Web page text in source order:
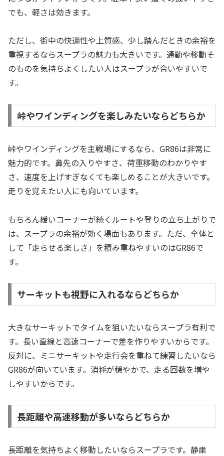
でも、軽さは効きます。
ただし、街中の快適性や上質感、少し踏んだときの余裕を
重視するならスープラの魅力も大きいです。通勤や移動そ
のものを気持ちよくしたい人はスープラが合いやすいで
す。
峠やワインディングを楽しみたいならどちらか
峠やワインディングを主戦場にするなら、GR86は非常に
魅力的です。鼻先の入りやすさ、荷重移動のわかりやす
さ、速度を上げすぎなくても楽しめることが大きいです。
走りを覚えたい人にも向いています。
もちろん緩いコーナーが続くルートや登りの立ち上がりで
は、スープラの余裕が効く場面もあります。ただ、全体と
して「走らせる楽しさ」を積み重ねやすいのはGR86で
す。
サーキットも視野に入れるならどちらか
大きなサーキットでタイムを狙いたいならスープラ有利で
す。長い直線と高速コーナーで差を作りやすいからです。
反対に、ミニサーキットや走行会を重ねて練習したいなら
GR86が向いています。消耗が穏やかで、走る回数を増や
しやすいからです。
長距離や高速移動が多いならどちらか
長距離を気持ちよく移動したいならスープラです。静粛